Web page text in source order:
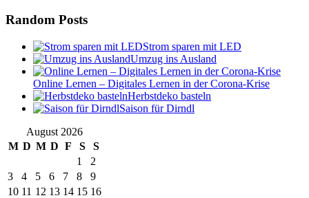
Random Posts
Strom sparen mit LED
Umzug ins Ausland
Online Lernen – Digitales Lernen in der Corona-Krise
Herbstdeko basteln
Saison für Dirndl
August 2026
M D M D F S
S
1
2
3
4 5 6 7 8
9
10 11 12 13 14 15 16